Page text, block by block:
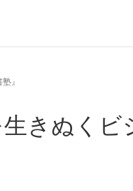
』
きぬくビ